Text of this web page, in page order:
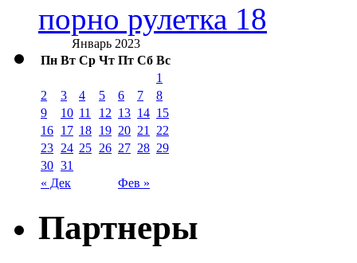
порно рулетка 18
Январь 2023
Пн Вт Ср Чт Пт Сб Вс
« Дек Фев »
1
2
3 4 5 6 7
8
9
10 11 12 13 14 15
16 17 18 19 20 21
22
23 24 25 26 27 28 29
30 31
Партнеры